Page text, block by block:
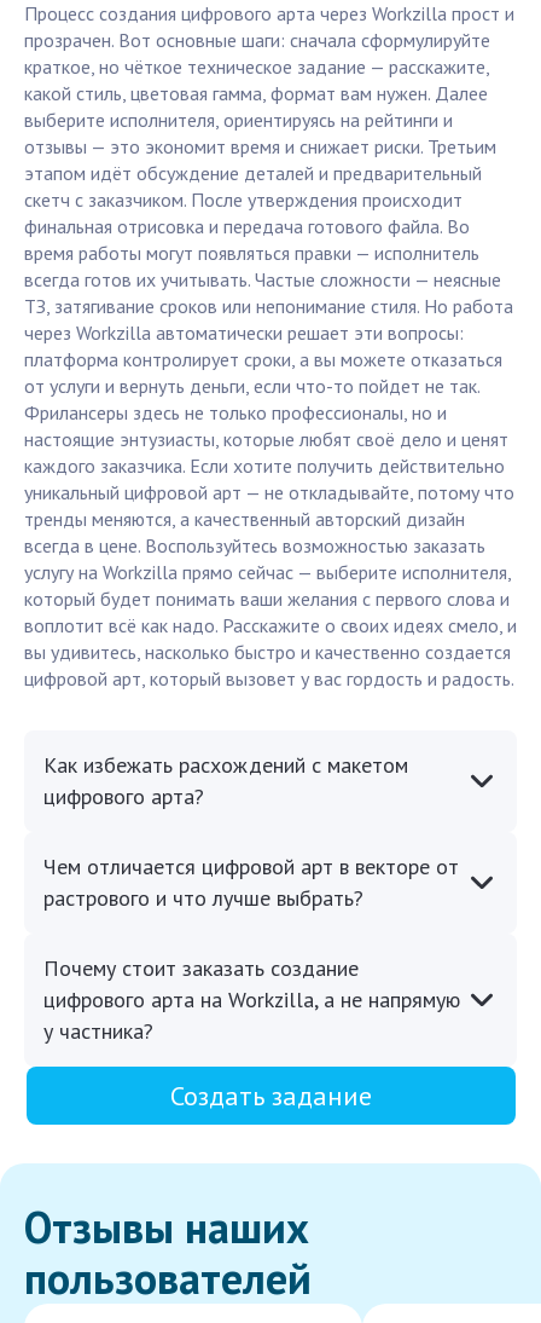
Процесс создания цифрового арта через Workzilla прост и
прозрачен. Вот основные шаги: сначала сформулируйте
краткое, но чёткое техническое задание — расскажите,
какой стиль, цветовая гамма, формат вам нужен. Далее
выберите исполнителя, ориентируясь на рейтинги и
отзывы — это экономит время и снижает риски. Третьим
этапом идёт обсуждение деталей и предварительный
скетч с заказчиком. После утверждения происходит
финальная отрисовка и передача готового файла. Во
время работы могут появляться правки — исполнитель
всегда готов их учитывать. Частые сложности — неясные
ТЗ, затягивание сроков или непонимание стиля. Но работа
через Workzilla автоматически решает эти вопросы:
платформа контролирует сроки, а вы можете отказаться
от услуги и вернуть деньги, если что-то пойдет не так.
Фрилансеры здесь не только профессионалы, но и
настоящие энтузиасты, которые любят своё дело и ценят
каждого заказчика. Если хотите получить действительно
уникальный цифровой арт — не откладывайте, потому что
тренды меняются, а качественный авторский дизайн
всегда в цене. Воспользуйтесь возможностью заказать
услугу на Workzilla прямо сейчас — выберите исполнителя,
который будет понимать ваши желания с первого слова и
воплотит всё как надо. Расскажите о своих идеях смело, и
вы удивитесь, насколько быстро и качественно создается
цифровой арт, который вызовет у вас гордость и радость.
Как избежать расхождений с макетом
цифрового арта?
Чем отличается цифровой арт в векторе от
растрового и что лучше выбрать?
Почему стоит заказать создание
цифрового арта на Workzilla, а не напрямую
у частника?
Создать задание
Отзывы наших
пользователей